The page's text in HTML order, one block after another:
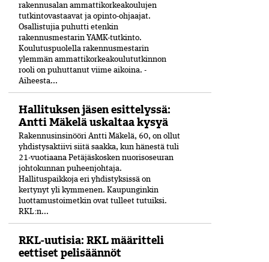
rakennusalan ammattikorkeakoulujen
tutkintovastaavat ja opinto-ohjaajat.
Osallistujia puhutti etenkin
rakennusmestarin YAMK-tutkinto.
Koulutuspuolella rakennusmestarin
ylemmän ammattikorkeakoulututkinnon
rooli on puhuttanut viime ­aikoina. ­
Aiheesta...
Hallituksen jäsen esittelyssä:
Antti Mäkelä uskaltaa kysyä
Rakennusinsinööri Antti Mäkelä, 60, on ollut
yhdistysaktiivi siitä saakka, kun hänestä tuli
21-vuo­tiaana Petäjäskosken nuoriso­seuran
johtokunnan puheenjohtaja.
Hallituspaikkoja eri yhdistyksissä on
kertynyt yli kymmenen. Kaupunginkin
luottamustoimetkin ovat tulleet tutuiksi.
RKL:n...
RKL-uutisia: RKL määritteli
eettiset pelisäännöt